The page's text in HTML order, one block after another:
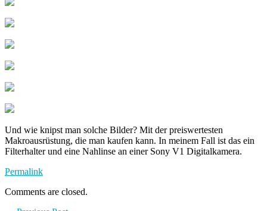
Und wie knipst man solche Bilder? Mit der preiswertesten
Makroausrüstung, die man kaufen kann. In meinem Fall ist das ein
Filterhalter und eine Nahlinse an einer Sony V1 Digitalkamera.
Permalink
Comments are closed.